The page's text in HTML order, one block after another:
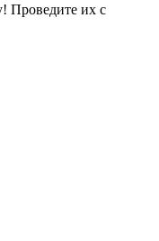
Проведите их с